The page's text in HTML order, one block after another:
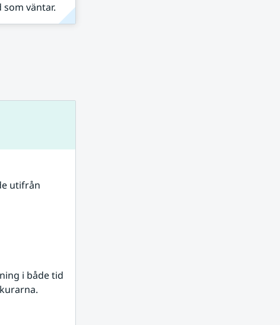
väntar.
utifrån
i både tid